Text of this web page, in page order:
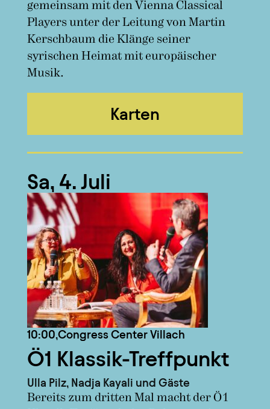
Karten
gemeinsam mit den Vienna Classical
Players unter der Leitung von Martin
Kerschbaum die Klänge seiner
syrischen Heimat mit europäischer
Musik.
10:00,Congress Center Villach
Ö1 Klassik-Treffpunkt
Ulla Pilz, Nadja Kayali und Gäste
Sa, 4. Juli
Bereits zum dritten Mal macht der Ö1